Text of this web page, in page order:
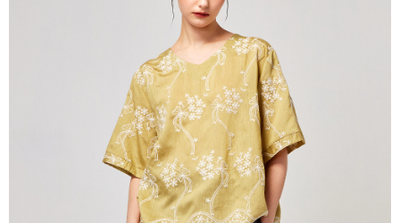
購買商品的店家。未經商家同意取消之訂單仍視為有效，需透過AFTEE先享
※ 交易是否成功請以「AFTEE先享後付 」之結帳頁面顯示為準，若有關於
是否繳費成功／繳費後需取消欲退款等相關疑問，請聯繫「AFTEE先享後付
https://netprotections.freshdesk.com/support/home
１．透過由恩沛科技股份有限公司提供之「AFTEE先享後付」服務完成之交
易，需依本服務之必要範圍內提供個人資料，並將交易相關給付款項請求債
權轉讓予恩沛科技股份有限公司。
２．關於個人資料處理事宜，請瀏覽以下網址：
https://aftee.tw/terms/#terms3
３．未成年的使用者請事先徵得法定代理人或監護人之同意方可使用
「AFTEE先享後付」，若未經同意申辦者引起之損失，本公司不負相關責
每筆NT$80，滿NT$1,000(含以上)免運費
每筆NT$80，滿NT$1,000(含以上)免運費
每筆NT$100，滿NT$1,000(含以上)免運費